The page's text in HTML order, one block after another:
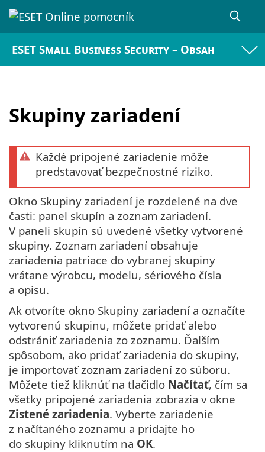
ESET Small Business Security – Obsah
Skupiny zariadení
Každé pripojené zariadenie môže
predstavovať bezpečnostné riziko.
Okno Skupiny zariadení je rozdelené na dve
časti: panel skupín a zoznam zariadení.
V paneli skupín sú uvedené všetky vytvorené
skupiny. Zoznam zariadení obsahuje
zariadenia patriace do vybranej skupiny
vrátane výrobcu, modelu, sériového čísla
a opisu.
Ak otvoríte okno Skupiny zariadení a označíte
vytvorenú skupinu, môžete pridať alebo
odstrániť zariadenia zo zoznamu. Ďalším
spôsobom, ako pridať zariadenia do skupiny,
je importovať zoznam zariadení zo súboru.
Môžete tiež kliknúť na tlačidlo Načítať, čím sa
všetky pripojené zariadenia zobrazia v okne
Zistené zariadenia. Vyberte zariadenie
z načítaného zoznamu a pridajte ho
do skupiny kliknutím na OK.